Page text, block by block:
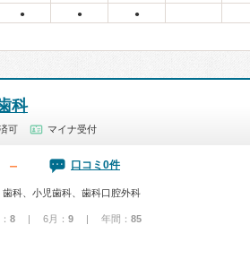
● ● ●
科
可 マイナ受付
－ 口コミ0件
歯科、小児歯科、歯科口腔外科
8 | 6月： 9 | 年間： 85